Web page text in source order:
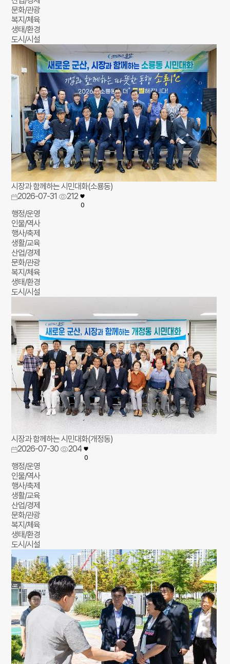
문화/관광
복지/체육
생태/환경
도시/시설
시장과 함께하는 시민대화(소룡동)
2026-07-31
212
0
행정/운영
인물/역사
행사/축제
생활/교육
산업/경제
문화/관광
복지/체육
생태/환경
도시/시설
시장과 함께하는 시민대화(개정동)
2026-07-30
204
0
행정/운영
인물/역사
행사/축제
생활/교육
산업/경제
문화/관광
복지/체육
생태/환경
도시/시설